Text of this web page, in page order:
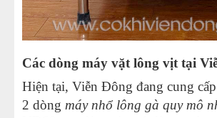
Các dòng máy vặt lông vịt tại
Hiện tại, Viễn Đông đang cung
2 dòng máy nhổ lông gà quy mô